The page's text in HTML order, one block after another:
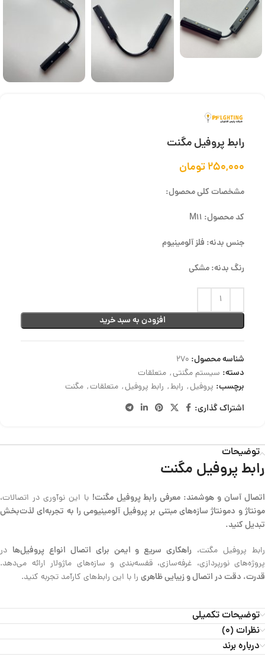
رابط پروفیل مگنت
۲۵۰,۰۰۰تومان
مشخصات کلی محصول:
کد محصول: M11
جنس بدنه: فلز آلومینیوم
رنگ بدنه: مشکی
افزودن به سبد خرید
شناسه محصول: 270
دسته: سیستم مگنتی, متعلقات
برچسب: پروفیل, رابط, رابط پروفیل, متعلقات, مگنت
اشتراک گذاری:
توضیحات
رابط پروفیل مگنت
اتصال آسان و هوشمند: معرفی رابط پروفیل مگنت! با این نوآوری در اتصالات،
مونتاژ و دمونتاژ سازه‌های مبتنی بر پروفیل آلومینیومی را به تجربه‌ای لذت‌بخش
تبدیل کنید.
رابط پروفیل مگنت، راهکاری سریع و ایمن برای اتصال انواع پروفیل‌ها در
پروژه‌های نورپردازی، غرفه‌سازی، قفسه‌بندی و سازه‌های ماژولار ارائه می‌دهد.
قدرت، دقت در اتصال و زیبایی ظاهری را با این رابط‌های کارآمد تجربه کنید.
توضیحات تکمیلی
نظرات (0)
درباره برند